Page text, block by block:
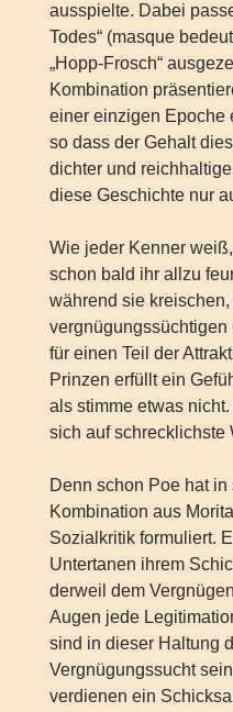
ausspielte. Dabei
Todes“ (masque
„Hopp-Frosch“
Kombination
einer einzigen Epoche
so dass der Gehalt
dichter und
diese Geschichte nur
Wie jeder Kenner
schon bald ihr allzu
während sie
vergnügungssüchtigen
für einen Teil der
Prinzen erfüllt ein
als stimme etwas
sich auf schrecklichste
Denn schon Poe hat
Kombination aus
Sozialkritik formuliert.
Untertanen ihrem
derweil dem
Augen jede
sind in dieser Haltung
Vergnügungssucht
verdienen ein